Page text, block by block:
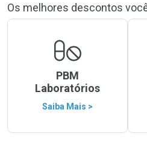
Os melhores descontos
PBM
Laboratórios
Saiba Mais >